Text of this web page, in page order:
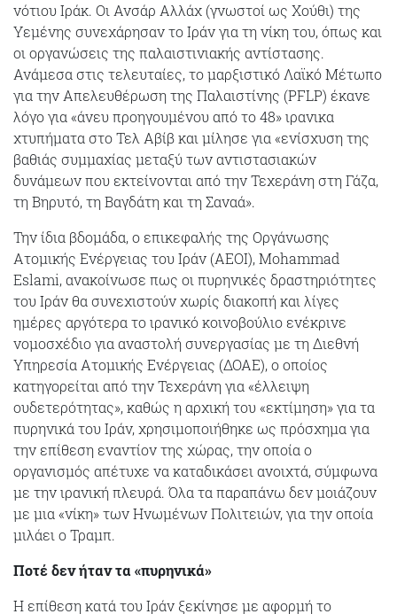
νότιου Ιράκ. Οι Ανσάρ Αλλάχ (γνωστοί ως Χούθι) της
Υεμένης συνεχάρησαν το Ιράν για τη νίκη του, όπως και
οι οργανώσεις της παλαιστινιακής αντίστασης.
Ανάμεσα στις τελευταίες, το μαρξιστικό Λαϊκό Μέτωπο
για την Απελευθέρωση της Παλαιστίνης (PFLP) έκανε
λόγο για «άνευ προηγουμένου από το 48» ιρανικα
χτυπήματα στο Τελ Αβίβ και μίλησε για «ενίσχυση της
βαθιάς συμμαχίας μεταξύ των αντιστασιακών
δυνάμεων που εκτείνονται από την Τεχεράνη στη Γάζα,
τη Βηρυτό, τη Βαγδάτη και τη Σαναά».
Την ίδια βδομάδα, ο επικεφαλής της Οργάνωσης
Ατομικής Ενέργειας του Ιράν (AEOI), Mohammad
Eslami, ανακοίνωσε πως οι πυρηνικές δραστηριότητες
του Ιράν θα συνεχιστούν χωρίς διακοπή και λίγες
ημέρες αργότερα το ιρανικό κοινοβούλιο ενέκρινε
νομοσχέδιο για αναστολή συνεργασίας με τη Διεθνή
Υπηρεσία Ατομικής Ενέργειας (ΔΟΑΕ), ο οποίος
κατηγορείται από την Τεχεράνη για «έλλειψη
ουδετερότητας», καθώς η αρχική του «εκτίμηση» για τα
πυρηνικά του Ιράν, χρησιμοποιήθηκε ως πρόσχημα για
την επίθεση εναντίον της χώρας, την οποία ο
οργανισμός απέτυχε να καταδικάσει ανοιχτά, σύμφωνα
με την ιρανική πλευρά. Όλα τα παραπάνω δεν μοιάζουν
με μια «νίκη» των Ηνωμένων Πολιτειών, για την οποία
μιλάει ο Τραμπ.
Ποτέ δεν ήταν τα «πυρηνικά»
Η επίθεση κατά του Ιράν ξεκίνησε με αφορμή το